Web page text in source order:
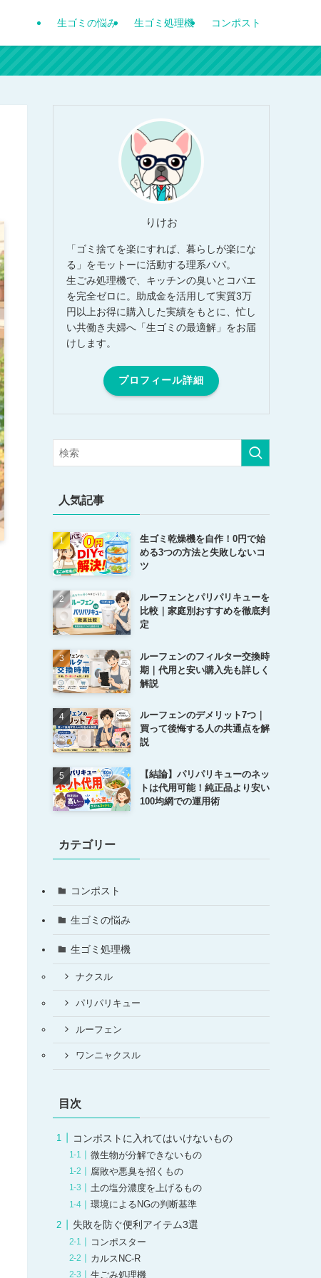
生ゴミの悩み 生ゴミ処理機 コンポスト
りけお
「ゴミ捨てを楽にすれば、暮らしが楽にな
る」をモットーに活動する理系パパ。
生ごみ処理機で、キッチンの臭いとコバエ
を完全ゼロに。助成金を活用して実質3万
円以上お得に購入した実績をもとに、忙し
い共働き夫婦へ「生ゴミの最適解」をお届
けします。
プロフィール詳細
人気記事
生ゴミ乾燥機を自作！0円で始
める3つの方法と失敗しないコ
ツ
ルーフェンとパリパリキューを
比較｜家庭別おすすめを徹底判
定
ルーフェンのフィルター交換時
期｜代用と安い購入先も詳しく
解説
ルーフェンのデメリット7つ｜
買って後悔する人の共通点を解
説
【結論】パリパリキューのネッ
トは代用可能！純正品より安い
100均網での運用術
カテゴリー
コンポスト
生ゴミの悩み
生ゴミ処理機
ナクスル
パリパリキュー
ルーフェン
ワンニャクスル
目次
コンポストに入れてはいけないもの
微生物が分解できないもの
腐敗や悪臭を招くもの
土の塩分濃度を上げるもの
環境によるNGの判断基準
失敗を防ぐ便利アイテム3選
コンポスター
カルスNC-R
生ごみ処理機